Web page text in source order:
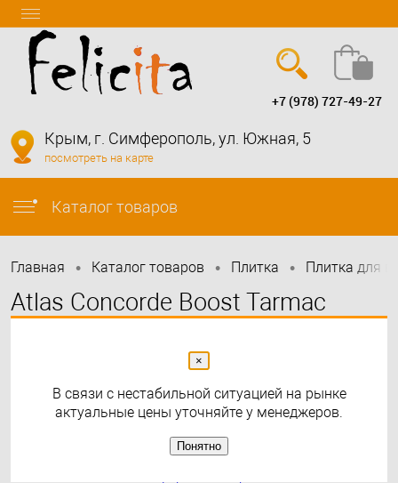
info@felicita-crimea.ru
+7 (978) 727-49-27
Крым, г. Симферополь, ул. Южная, 5
посмотреть на карте
Каталог товаров
Главная • Каталог товаров • Плитка • Плитка для
Atlas Concorde Boost Tarmac
×
В связи с нестабильной ситуацией на рынке
актуальные цены уточняйте у менеджеров.
Понятно